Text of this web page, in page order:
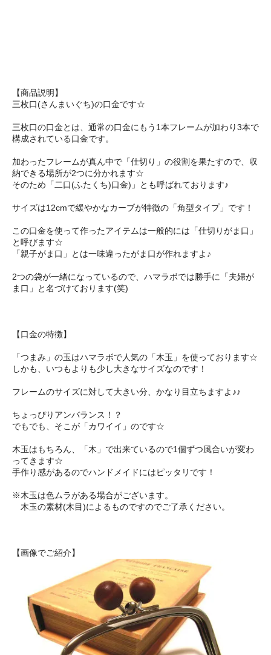
【商品説明】
三枚口(さんまいぐち)の口金です☆
三枚口の口金とは、通常の口金にもう1本フレームが加わり3本で
構成されている口金です。
加わったフレームが真ん中で「仕切り」の役割を果たすので、収
納できる場所が2つに分かれます☆
そのため「二口(ふたくち)口金)」とも呼ばれております♪
サイズは12cmで緩やかなカーブが特徴の「角型タイプ」です！
この口金を使って作ったアイテムは一般的には「仕切りがま口」
と呼びます☆
「親子がま口」とは一味違ったがま口が作れますよ♪
2つの袋が一緒になっているので、ハマラボでは勝手に「夫婦が
ま口」と名づけております(笑)
【口金の特徴】
「つまみ」の玉はハマラボで人気の「木玉」を使っております☆
しかも、いつもよりも少し大きなサイズなのです！
フレームのサイズに対して大きい分、かなり目立ちますよ♪♪
ちょっぴりアンバランス！？
でもでも、そこが「カワイイ」のです☆
木玉はもちろん、「木」で出来ているので1個ずつ風合いが変わ
ってきます☆
手作り感があるのでハンドメイドにはピッタリです！
※木玉は色ムラがある場合がございます。
木玉の素材(木目)によるものですのでご了承ください。
【画像でご紹介】